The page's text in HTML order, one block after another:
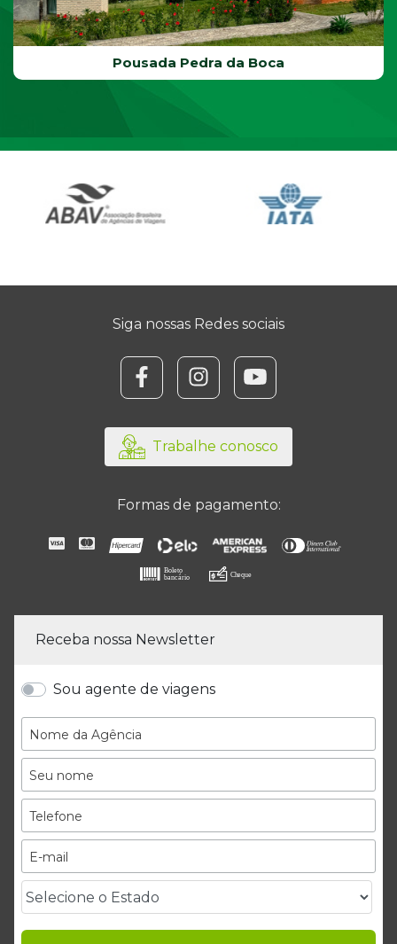
Pousada Pedra da Boca
Siga nossas Redes sociais
@focooperadora/
/focooperadora/
/channel/
Trabalhe conosco
Formas de pagamento:
Receba nossa Newsletter
Sou agente de viagens